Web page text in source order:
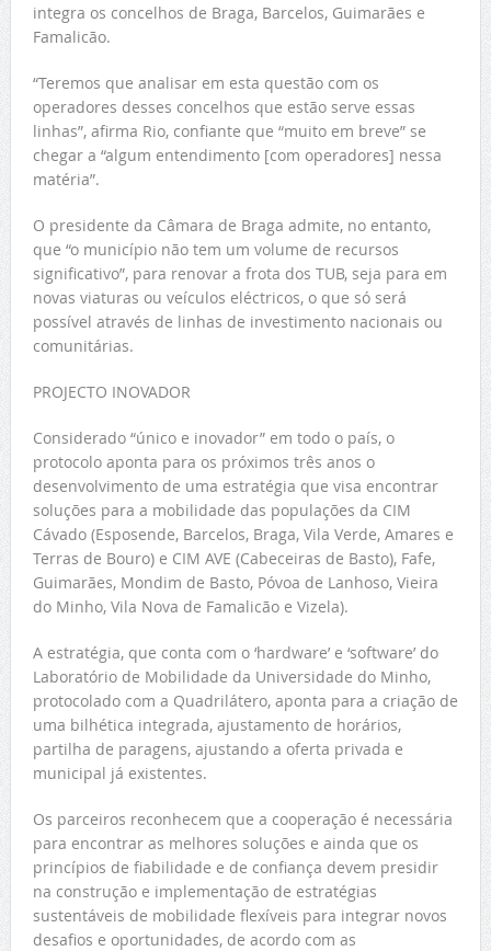
integra os concelhos de Braga, Barcelos, Guimarães e
Famalicão.
“Teremos que analisar em esta questão com os
operadores desses concelhos que estão serve essas
linhas”, afirma Rio, confiante que “muito em breve” se
chegar a “algum entendimento [com operadores] nessa
matéria”.
O presidente da Câmara de Braga admite, no entanto,
que “o município não tem um volume de recursos
significativo”, para renovar a frota dos TUB, seja para em
novas viaturas ou veículos eléctricos, o que só será
possível através de linhas de investimento nacionais ou
comunitárias.
PROJECTO INOVADOR
Considerado “único e inovador” em todo o país, o
protocolo aponta para os próximos três anos o
desenvolvimento de uma estratégia que visa encontrar
soluções para a mobilidade das populações da CIM
Cávado (Esposende, Barcelos, Braga, Vila Verde, Amares e
Terras de Bouro) e CIM AVE (Cabeceiras de Basto), Fafe,
Guimarães, Mondim de Basto, Póvoa de Lanhoso, Vieira
do Minho, Vila Nova de Famalicão e Vizela).
A estratégia, que conta com o ‘hardware’ e ‘software’ do
Laboratório de Mobilidade da Universidade do Minho,
protocolado com a Quadrilátero, aponta para a criação de
uma bilhética integrada, ajustamento de horários,
partilha de paragens, ajustando a oferta privada e
municipal já existentes.
Os parceiros reconhecem que a cooperação é necessária
para encontrar as melhores soluções e ainda que os
princípios de fiabilidade e de confiança devem presidir
na construção e implementação de estratégias
sustentáveis de mobilidade flexíveis para integrar novos
desafios e oportunidades, de acordo com as